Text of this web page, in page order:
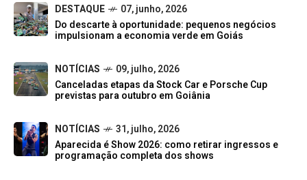
DESTAQUE
07, junho, 2026
Do descarte à oportunidade: pequenos negócios
impulsionam a economia verde em Goiás
NOTÍCIAS
09, julho, 2026
Canceladas etapas da Stock Car e Porsche Cup
previstas para outubro em Goiânia
NOTÍCIAS
31, julho, 2026
Aparecida é Show 2026: como retirar ingressos e
programação completa dos shows